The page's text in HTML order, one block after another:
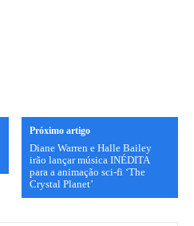
Próximo artigo
Diane Warren e Halle Bailey
irão lançar música INÉDITA
para a animação sci-fi ‘The
Crystal Planet’